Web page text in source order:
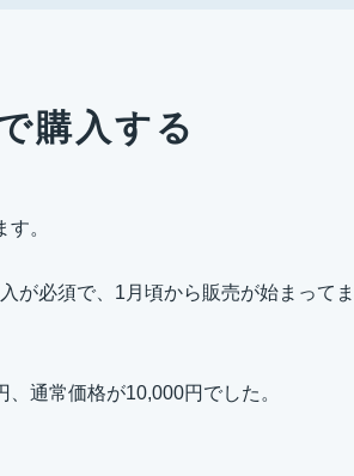
購入する
。
が必須で、1月頃から販売が始まってま
通常価格が10,000円でした。